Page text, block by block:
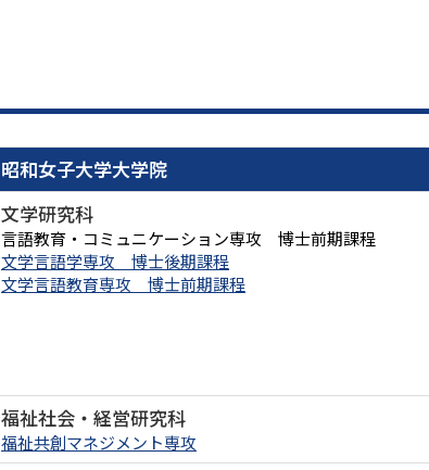
昭和女子大学大学院
文学研究科
言語教育・コミュニケーション専攻 博士前期課程
文学言語学専攻 博士後期課程
文学言語教育専攻 博士前期課程
福祉社会・経営研究科
福祉共創マネジメント専攻